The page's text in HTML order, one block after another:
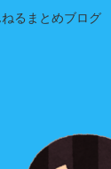
るまとめブログ